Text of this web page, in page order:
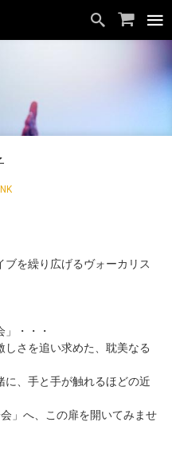
ブを繰り広げるヴォーカリス
・・・
さを追い求めた、耽美なる
に、手と手が触れるほどの近
」へ、この扉を開いてみませ